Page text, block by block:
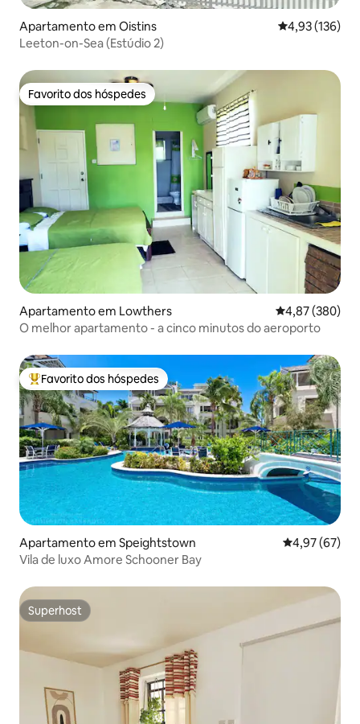
Apartamento em Oistins Classificação
4,93 (136)
Leeton-on-Sea (Estúdio 2)
Favorito dos hóspedes
Favorito dos hóspedes
Apartamento em Lowthers Classificação
4,87 (380)
O melhor apartamento - a cinco minutos do aeroporto
Favoritos dos hóspedes mais apreciados
Favorito dos hóspedes
Apartamento em Speightstown Classificação
4,97 (67)
Vila de luxo Amore Schooner Bay
Superhost
Superhost